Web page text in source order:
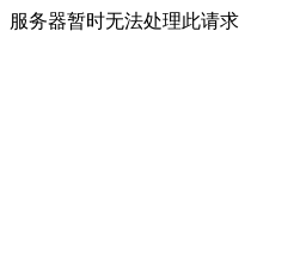
服务器暂时无法处理此请求